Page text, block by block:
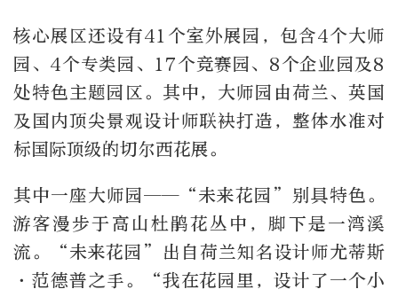
核心展区还设有41个室外展园，包含4个大师
园、4个专类园、17个竞赛园、8个企业园及8
处特色主题园区。其中，大师园由荷兰、英国
及国内顶尖景观设计师联袂打造，整体水准对
标国际顶级的切尔西花展。
其中一座大师园——“未来花园”别具特色。
游客漫步于高山杜鹃花丛中，脚下是一湾溪
流。“未来花园”出自荷兰知名设计师尤蒂斯
·范德普之手。“我在花园里，设计了一个小